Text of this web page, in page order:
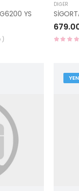
YS
)
DIĞER